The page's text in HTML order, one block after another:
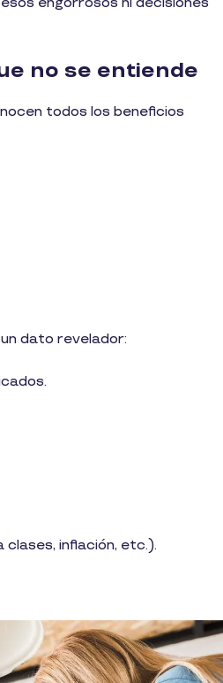
no se entiende
todos los beneficios
dato revelador:
inflación, etc.).